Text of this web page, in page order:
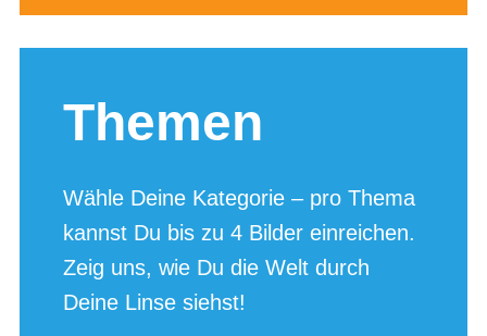
Themen
Wähle Deine Kategorie – pro Thema
kannst Du bis zu 4 Bilder einreichen.
Zeig uns, wie Du die Welt durch
Deine Linse siehst!